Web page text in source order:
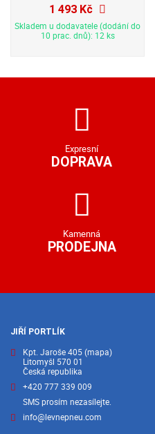
1 493 Kč
Skladem u dodavatele (dodání do
10 prac. dnů): 12 ks
Expresní
DOPRAVA
Kamenná
PRODEJNA
JIŘÍ PORTLÍK
Kpt. Jaroše 405(mapa)
Litomyšl 570 01
Česká republika
+420 777 339 009
SMS prosím nezasílejte.
info@levnepneu.com